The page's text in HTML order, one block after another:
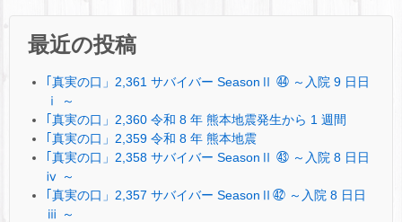
最近の投稿
｢真実の口」2,361 サバイバー SeasonⅡ ㊹ ～入院 9 日日
ⅰ ～
｢真実の口」2,360 令和 8 年 熊本地震発生から 1 週間
｢真実の口」2,359 令和 8 年 熊本地震
｢真実の口」2,358 サバイバー SeasonⅡ ㊸ ～入院 8 日日
ⅳ ～
｢真実の口」2,357 サバイバー SeasonⅡ㊷ ～入院 8 日日
ⅲ ～